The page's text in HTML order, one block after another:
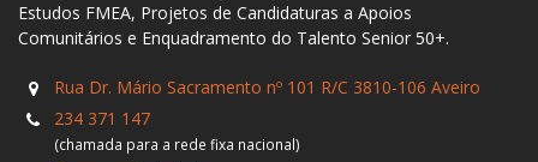
Estudos FMEA, Projetos de Candidaturas a Apoios
Comunitários e Enquadramento do Talento Senior 50+.
Rua Dr. Mário Sacramento nº 101 R/C 3810-106 Aveiro
234 371 147
(chamada para a rede fixa nacional)